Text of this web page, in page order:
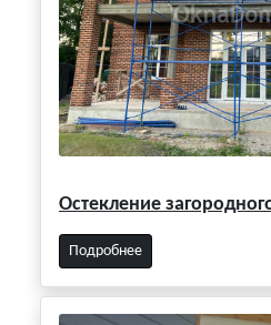
Остекление
Подробнее